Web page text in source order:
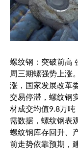
螺纹钢：突破前高
周三期螺强势上涨
涨，国家发展改革
交易停滞，螺纹钢
材成交均值9.8万
需数据，螺纹钢表
螺纹钢库存回升、
前走势依靠预期，